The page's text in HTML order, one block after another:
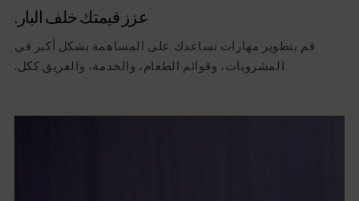
عزز قيمتك خلف البار.
قم بتطوير مهارات تساعدك على المساهمة بشكل أكبر في
المشروبات، وقوائم الطعام، والخدمة، والفريق ككل.